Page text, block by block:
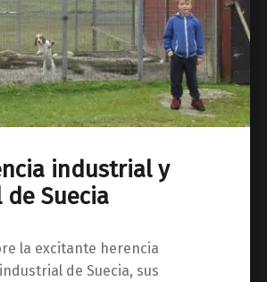
industrial y
de Suecia
la excitante herencia
de Suecia, sus